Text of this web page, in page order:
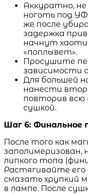
Аккуратно,
ноготь под
же после
задержка
начнут
«поплывет».
Просушите
зависимости
Для большей
нанести
повторив всю
сушкой.
Шаг 6: Финальное
После того как
заполимеризован,
липкого топа
Растягивайте
смазать хрупкий
в лампе. После